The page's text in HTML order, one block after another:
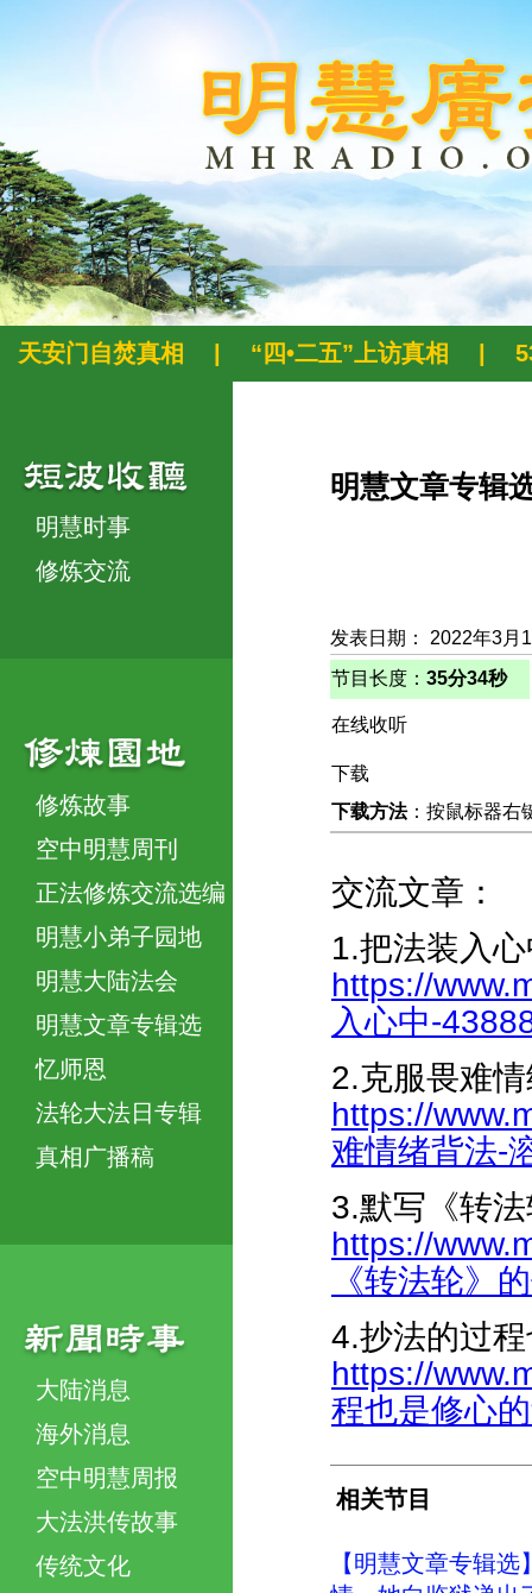
天安门自焚真相 “四•二五”上访真相
明慧时事
修炼交流
修炼故事
空中明慧周刊
正法修炼交流选编
明慧小弟子园地
明慧大陆法会
明慧文章专辑选
忆师恩
法轮大法日专辑
真相广播稿
大陆消息
海外消息
空中明慧周报
大法洪传故事
传统文化
明慧文章专辑
发表日期： 2022年3月
节目长度： 35分34秒
在线收听
下载
下载方法：按鼠标器右
交流文章：
1.把法装入
https://
入心中-
2.克服畏难
https://
难情绪背法-
3.默写《转
https://
《转法轮》
4.抄法的过
https://
程也是修心
相关节目
【明慧文章专辑